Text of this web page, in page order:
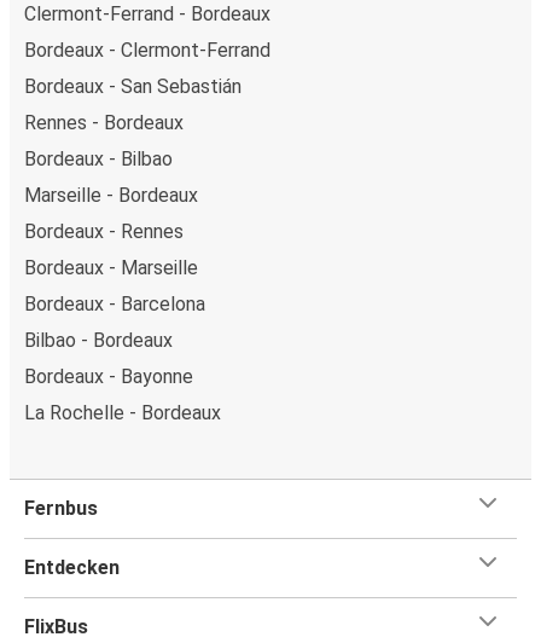
Clermont-Ferrand - Bordeaux
Bordeaux - Clermont-Ferrand
Bordeaux - San Sebastián
Rennes - Bordeaux
Bordeaux - Bilbao
Marseille - Bordeaux
Bordeaux - Rennes
Bordeaux - Marseille
Bordeaux - Barcelona
Bilbao - Bordeaux
Bordeaux - Bayonne
La Rochelle - Bordeaux
Fernbus
Entdecken
FlixBus